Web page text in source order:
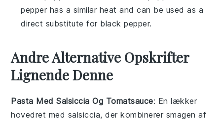
pepper has a similar heat and can be used as a
direct substitute for black pepper.
Andre Alternative Opskrifter
Lignende Denne
Pasta Med Salsiccia Og Tomatsauce: En lækker
hovedret med salsiccia, der kombinerer smagen af